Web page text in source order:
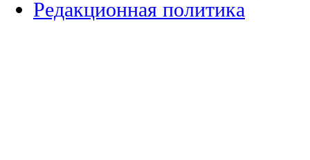
Редакционная политика